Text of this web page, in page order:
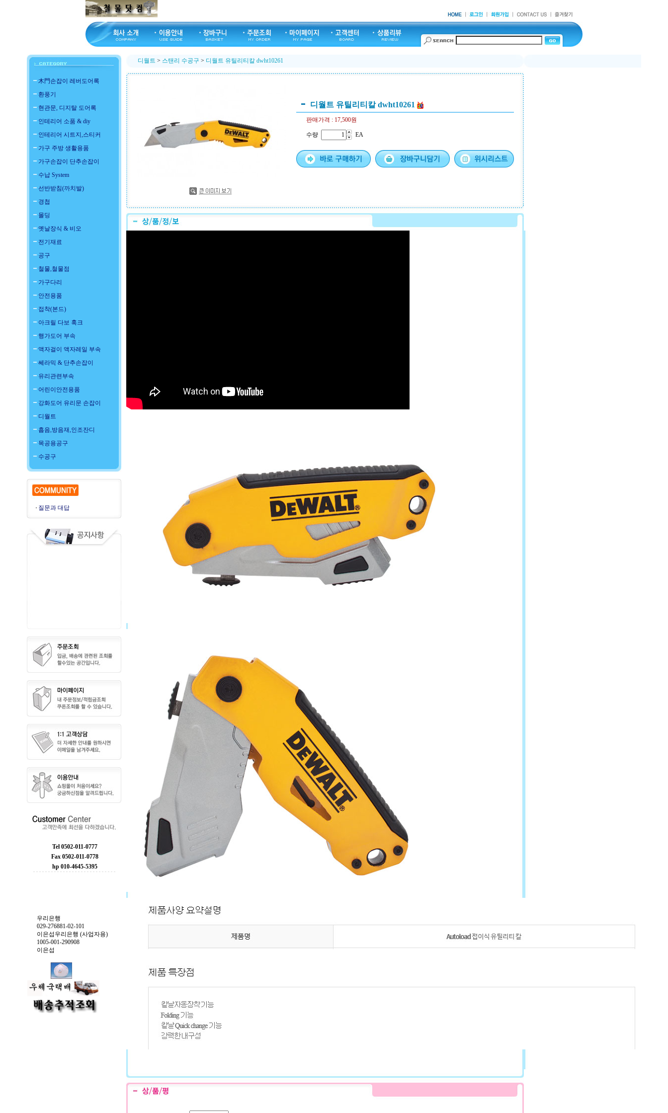
木門손잡이 레버도어록
환풍기
현관문, 디지탈 도어록
인테리어 소품 & diy
인테리어 시트지,스티커
가구 주방 생활용품
가구손잡이 단추손잡이
수납 System
선반받침(까치발)
경첩
몰딩
옛날장식 & 비오
전기재료
공구
철물,철물점
가구다리
안전용품
접착(본드)
아크릴 다보 훅크
행가도어 부속
액자걸이 액자레일 부속
쎄라믹 & 단추손잡이
유리관련부속
어린이안전용품
강화도어 유리문 손잡이
디월트
흡음,방음재,인조잔디
목공용공구
수공구
질문과 대답
Tel 0502-011-0777
Fax 0502-011-0778
hp 010-4645-5395
우리은행
029-276881-02-101
이은섭우리은행 (사업자용)
1005-001-290908
이은섭
디월트 > 스탠리 수공구 > 디월트 유틸리티칼 dwht10261
디월트 유틸리티칼 dwht10261
판매가격 : 17,500원
수량 EA